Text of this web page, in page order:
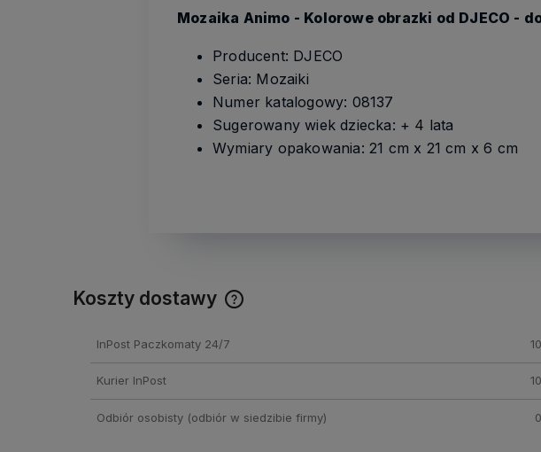
Mozaika Animo - Kolorowe obrazki od DJECO -
Producent: DJECO
Seria: Mozaiki
Numer katalogowy: 08137
Sugerowany wiek dziecka: + 4 lata
Wymiary opakowania: 21 cm x 21 cm x 6 cm
Koszty dostawy
InPost Paczkomaty 24/7
Kurier InPost
Odbiór osobisty(odbiór w siedzibie firmy)